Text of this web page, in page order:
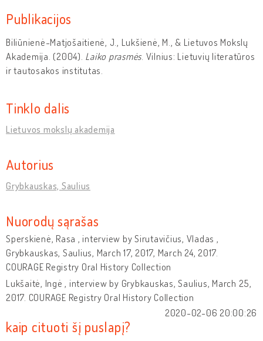
Publikacijos
Biliūnienė-Matjošaitienė, J., Lukšienė, M., & Lietuvos Mokslų
Akademija. (2004). Laiko prasmės . Vilnius: Lietuvių literatūros
ir tautosakos institutas.
Tinklo dalis
Lietuvos mokslų akademija
Autorius
Grybkauskas, Saulius
Nuorodų sąrašas
Sperskienė, Rasa , interview by Sirutavičius, Vladas ,
Grybkauskas, Saulius, March 17, 2017, March 24, 2017.
COURAGE Registry Oral History Collection
Lukšaitė, Ingė , interview by Grybkauskas, Saulius, March 25,
2017. COURAGE Registry Oral History Collection
2020-02-06 20:00:26
kaip cituoti šį puslapį?